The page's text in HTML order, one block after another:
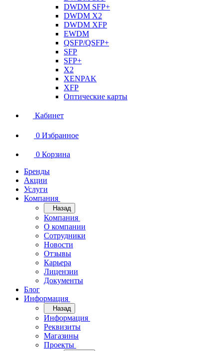
DWDM SFP+
DWDM X2
DWDM XFP
EWDM
QSFP/QSFP+
SFP
SFP+
X2
XENPAK
XFP
Оптические карты
Кабинет
0 Избранное
0 Корзина
Бренды
Акции
Услуги
Компания
Назад
Компания
О компании
Сотрудники
Новости
Отзывы
Карьера
Лицензии
Документы
Блог
Информация
Назад
Информация
Реквизиты
Магазины
Проекты